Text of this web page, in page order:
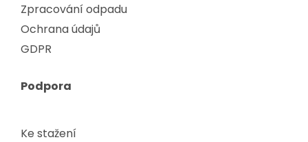
Zpracování odpadu
Ochrana údajů
GDPR
Podpora
Ke stažení